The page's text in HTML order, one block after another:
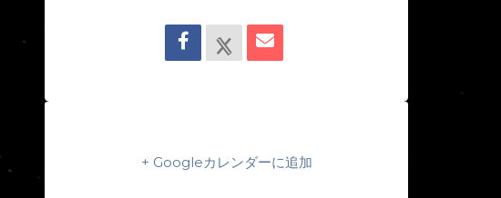
+ Googleカレンダーに追加